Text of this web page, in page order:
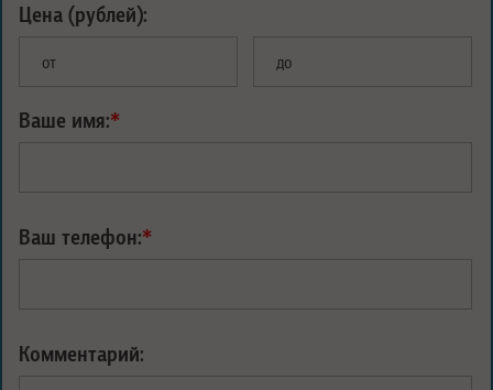
Цена (рублей):
от до
Ваше имя:*
Ваш телефон:*
Комментарий: